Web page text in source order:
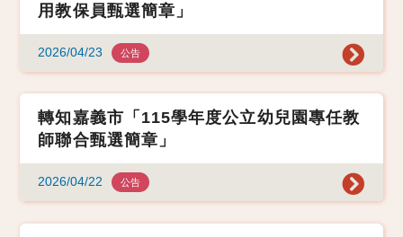
用教保員甄選簡章」
2026/04/23 公告
轉知嘉義市「115學年度公立幼兒園專任教
師聯合甄選簡章」
2026/04/22 公告